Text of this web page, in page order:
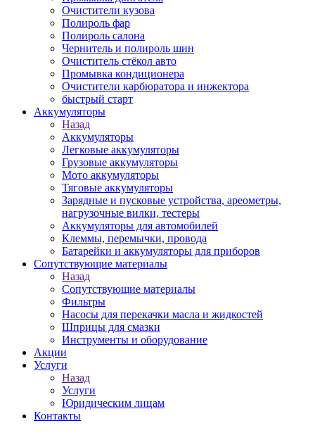
Очистители кузова
Полироль фар
Полироль салона
Чернитель и полироль шин
Очиститель стёкол авто
Промывка кондиционера
Очистители карбюратора и инжектора
быстрый старт
Аккумуляторы
Назад
Аккумуляторы
Легковые аккумуляторы
Грузовые аккумуляторы
Мото аккумуляторы
Тяговые аккумуляторы
Зарядные и пусковые устройства, ареометры,
нагрузочные вилки, тестеры
Аккумуляторы для автомобилей
Клеммы, перемычки, провода
Батарейки и аккумуляторы для приборов
Сопутствующие материалы
Назад
Сопутствующие материалы
Фильтры
Насосы для перекачки масла и жидкостей
Шприцы для смазки
Инструменты и оборудование
Акции
Услуги
Назад
Услуги
Юридическим лицам
Контакты